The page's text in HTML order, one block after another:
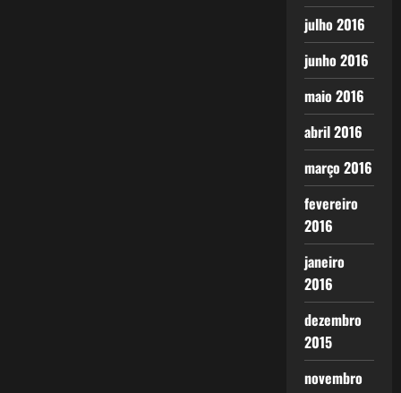
julho 2016
junho 2016
maio 2016
abril 2016
março 2016
fevereiro
2016
janeiro
2016
dezembro
2015
novembro